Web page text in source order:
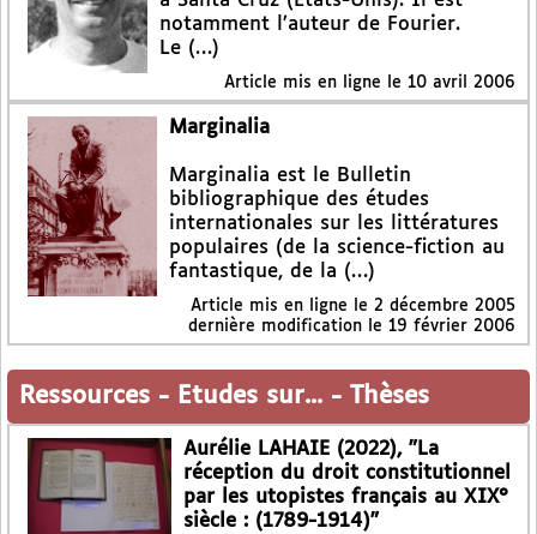
notamment l’auteur de Fourier.
Le (…)
Article mis en ligne le 10 avril 2006
Marginalia
Marginalia est le Bulletin
bibliographique des études
internationales sur les littératures
populaires (de la science-fiction au
fantastique, de la (…)
Article mis en ligne le 2 décembre 2005
dernière modification le 19 février 2006
Ressources - Etudes sur... - Thèses
Aurélie LAHAIE (2022), "La
réception du droit constitutionnel
par les utopistes français au XIX°
siècle : (1789-1914)"